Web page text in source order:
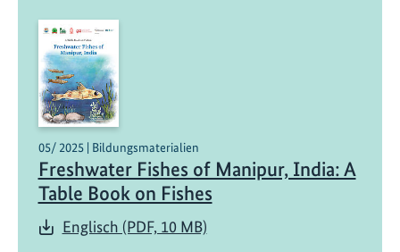
05/ 2025 | Bildungsmaterialien
Freshwater Fishes of Manipur, India: A
Table Book on Fishes
Englisch (PDF, 10 MB)